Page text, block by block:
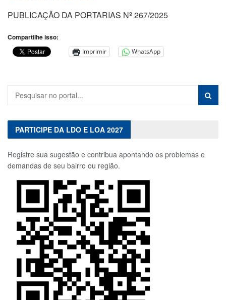
PUBLICAÇÃO DA PORTARIAS Nº 267/2025
Compartilhe isso:
Imprimir WhatsApp
PARTICIPE DA LDO E LOA 2027
Registre sua sugestão e contribua apontando os problemas e
demandas de seu bairro ou região.